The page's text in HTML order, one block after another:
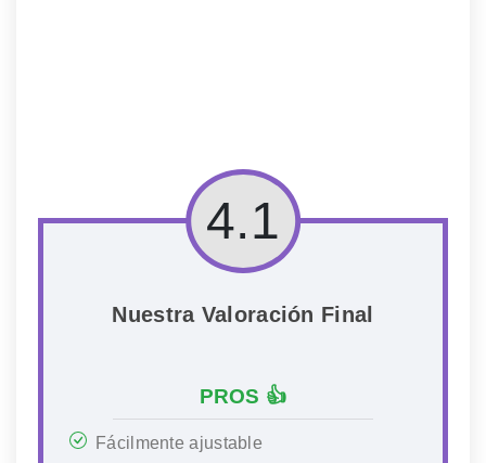
4.1
Nuestra Valoración Final
PROS 👍
Fácilmente ajustable